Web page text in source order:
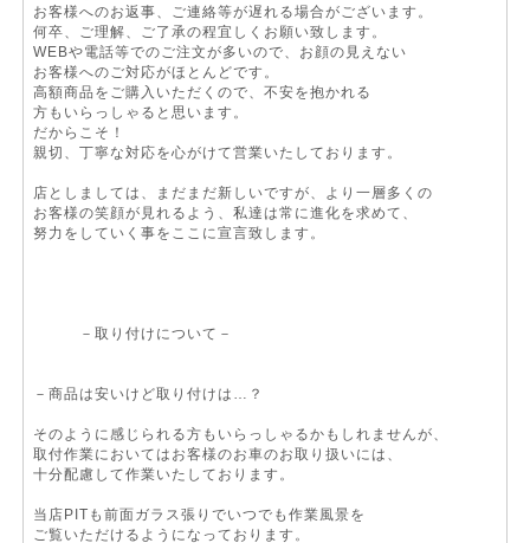
お客様へのお返事、ご連絡等が遅れる場合がございます。
何卒、ご理解、ご了承の程宜しくお願い致します。
WEBや電話等でのご注文が多いので、お顔の見えない
お客様へのご対応がほとんどです。
高額商品をご購入いただくので、不安を抱かれる
方もいらっしゃると思います。
だからこそ！
親切、丁寧な対応を心がけて営業いたしております。
店としましては、まだまだ新しいですが、より一層多くの
お客様の笑顔が見れるよう、私達は常に進化を求めて、
努力をしていく事をここに宣言致します。
－取り付けについて－
－商品は安いけど取り付けは…？
そのように感じられる方もいらっしゃるかもしれませんが、
取付作業においてはお客様のお車のお取り扱いには、
十分配慮して作業いたしております。
当店PITも前面ガラス張りでいつでも作業風景を
ご覧いただけるようになっております。